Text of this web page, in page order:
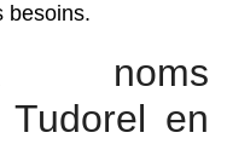
besoins.
noms
en